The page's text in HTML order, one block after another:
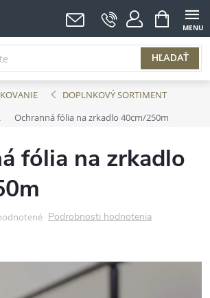
HĽADAŤ
NÁKUPNÝ
KOŠÍK
DOPLNKOVÝ SORTIMENT
Ochranná fólia na zrkadlo 40cm/250m
fólia na zrkadlo
Podrobnosti hodnotenia